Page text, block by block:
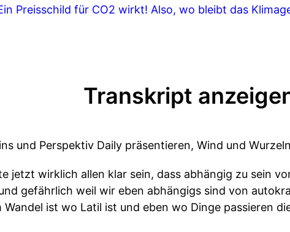
Preisschild für CO2 wirkt! Also, wo bleibt das
Transkript
und Perspektiv Daily präsentieren, Wind und
jetzt wirklich allen klar sein, dass abhängig zu sein
gefährlich weil wir eben abhängigs sind von
Wandel ist wo Latil ist und eben wo Dinge passieren